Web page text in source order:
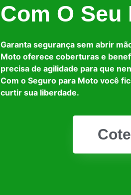
Com O Seu
Garanta segurança sem abrir
Moto oferece coberturas e
precisa de agilidade para que
Com o Seguro para Moto você
curtir sua liberdade.